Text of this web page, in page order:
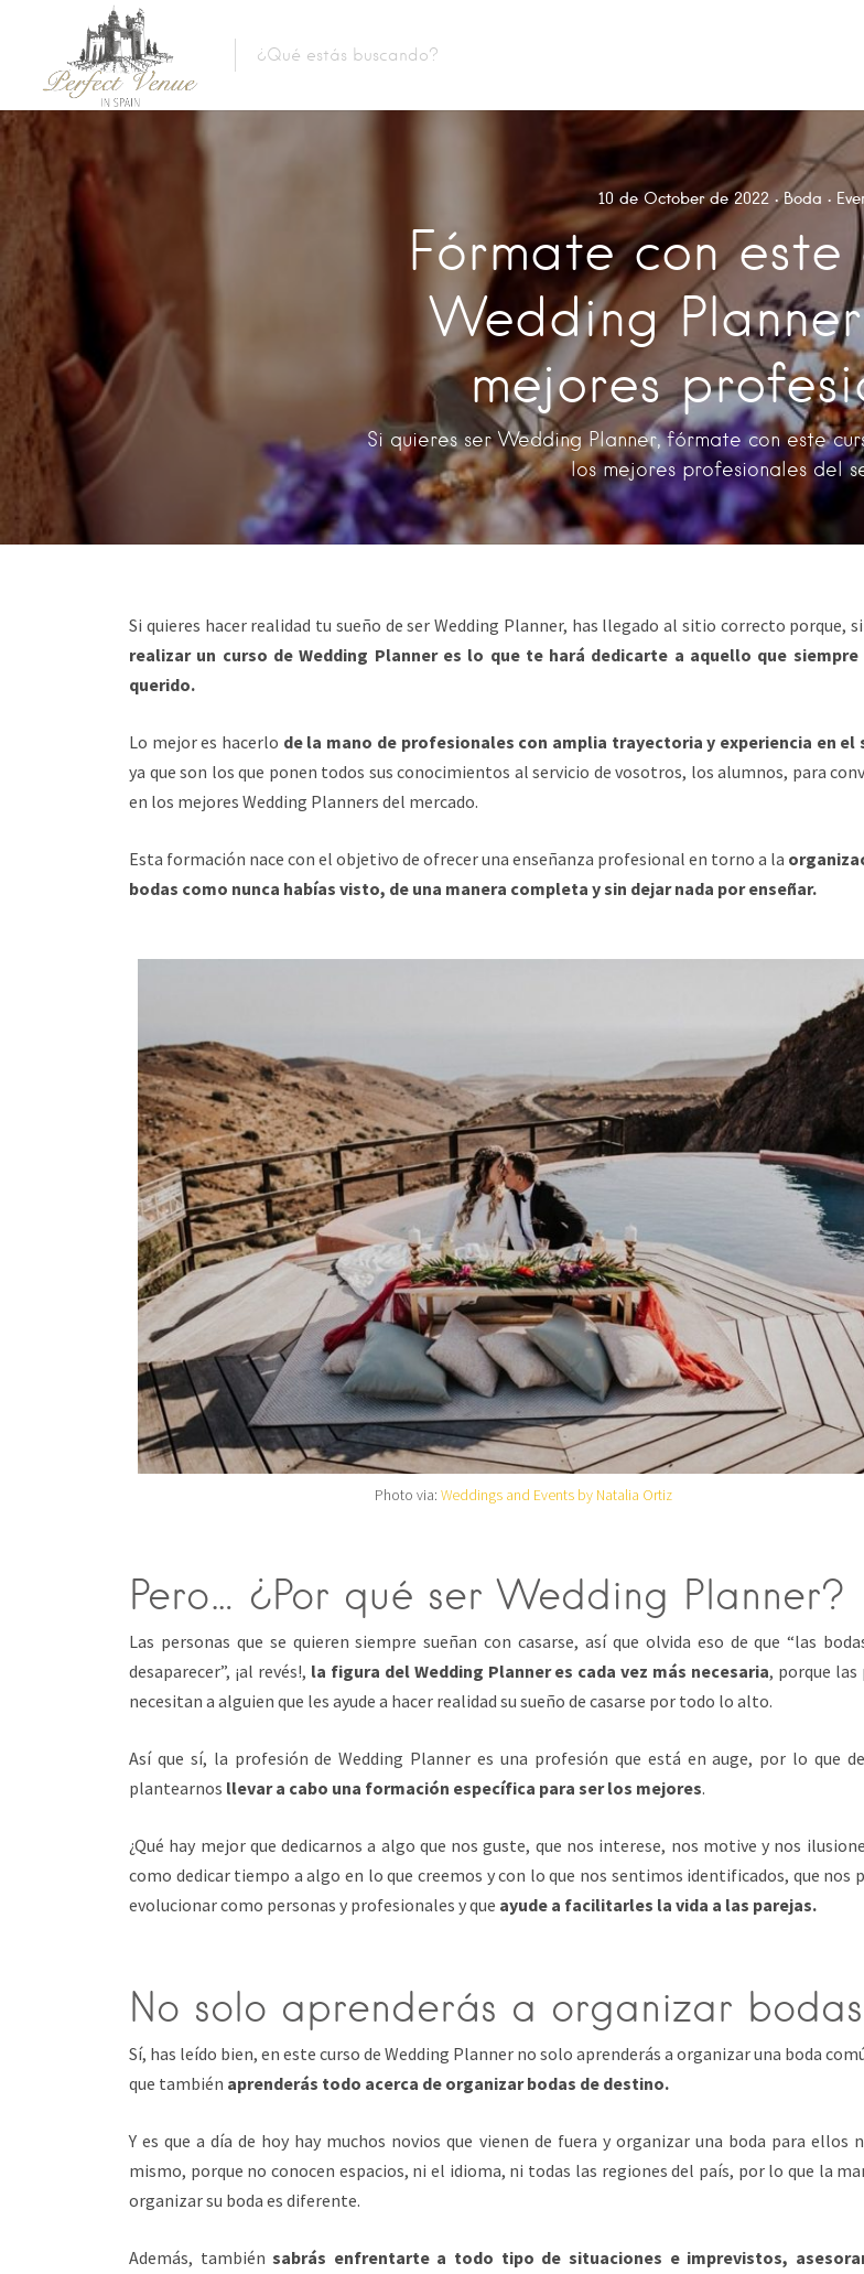
10 de October de 2022 Boda
Fórmate con este
Wedding
mejores
Si quieres ser Wedding Planner, fórmate con este
los mejores profesionales del
Si quieres hacer realidad tu sueño de ser Wedding Planner, has llegado al sitio correcto porque,
realizar un curso de Wedding Planner es lo que te hará dedicarte a aquello que siempre
querido.
Lo mejor es hacerlo de la mano de profesionales con amplia trayectoria y experiencia en el
ya que son los que ponen todos sus conocimientos al servicio de vosotros, los alumnos, para
en los mejores Wedding Planners del mercado.
Esta formación nace con el objetivo de ofrecer una enseñanza profesional en torno a la
bodas como nunca habías visto, de una manera completa y sin dejar nada por enseñar.
Photo via: Weddings and Events by Natalia Ortiz
Pero… ¿Por qué ser Wedding Planner?
Las personas que se quieren siempre sueñan con casarse, así que olvida eso de que “las
desaparecer”, ¡al revés!, la figura del Wedding Planner es cada vez más necesaria, porque las
necesitan a alguien que les ayude a hacer realidad su sueño de casarse por todo lo alto.
Así que sí, la profesión de Wedding Planner es una profesión que está en auge, por lo que
plantearnos llevar a cabo una formación específica para ser los mejores.
¿Qué hay mejor que dedicarnos a algo que nos guste, que nos interese, nos motive y nos
como dedicar tiempo a algo en lo que creemos y con lo que nos sentimos identificados, que nos
evolucionar como personas y profesionales y que ayude a facilitarles la vida a las parejas.
No solo aprenderás a organizar bodas
Sí, has leído bien, en este curso de Wedding Planner no solo aprenderás a organizar una boda
que también aprenderás todo acerca de organizar bodas de destino.
Y es que a día de hoy hay muchos novios que vienen de fuera y organizar una boda para ellos
mismo, porque no conocen espacios, ni el idioma, ni todas las regiones del país, por lo que la
organizar su boda es diferente.
Además, tambiénsabrás enfrentarte a todo tipo de situaciones e imprevistos,